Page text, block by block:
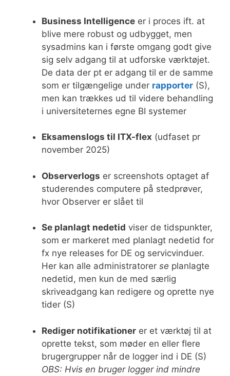
Business Intelligence er i proces ift. at
blive mere robust og udbygget, men
sysadmins kan i første omgang godt give
sig selv adgang til at udforske værktøjet.
De data der pt er adgang til er de samme
som er tilgængelige under rapporter (S),
men kan trækkes ud til videre behandling
i universiteternes egne BI systemer
Eksamenslogs til ITX-flex (udfaset pr
november 2025)
Observerlogs er screenshots optaget af
studerendes computere på stedprøver,
hvor Observer er slået til
Se planlagt nedetid viser de tidspunkter,
som er markeret med planlagt nedetid for
fx nye releases for DE og servicvinduer.
Her kan alle administratorer se planlagte
nedetid, men kun de med særlig
skriveadgang kan redigere og oprette nye
tider (S)
Rediger notifikationer er et værktøj til at
oprette tekst, som møder en eller flere
brugergrupper når de logger ind i DE (S)
OBS: Hvis en bruger logger ind mindre